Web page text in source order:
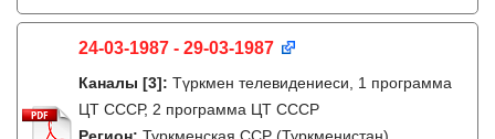
24-03-1987 - 29-03-1987
Каналы [3]: Түркмен телевидениеси, 1 программа
ЦТ СССР, 2 программа ЦТ СССР